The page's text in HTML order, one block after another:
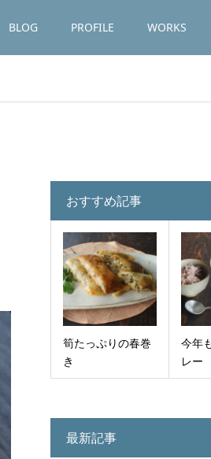
BLOG PROFILE WORKS
おすすめ記事
筍たっぷりの春巻
き
今年
レー
最新記事